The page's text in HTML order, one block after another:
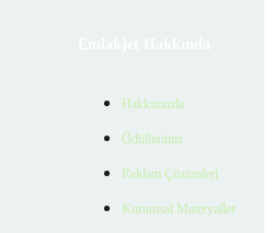
Hakkımızda
Ödüllerimiz
Reklam Çözümleri
Kurumsal Materyaller